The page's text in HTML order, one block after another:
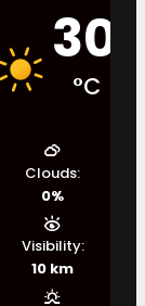
30
°C
Clouds:
0%
Visibility:
10 km